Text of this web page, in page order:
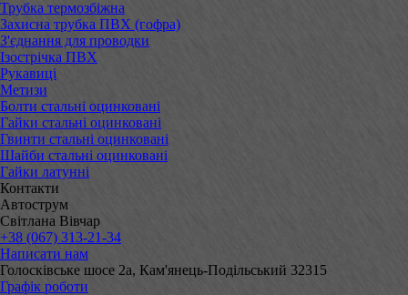
Трубка термозбіжна
Захисна трубка ПВХ (гофра)
З'єднання для проводки
Ізострічка ПВХ
Рукавиці
Метизи
Болти стальні оцинковані
Гайки стальні оцинковані
Гвинти стальні оцинковані
Шайби стальні оцинковані
Гайки латунні
Контакти
Автострум
Світлана Вівчар
+38 (067) 313-21-34
Написати нам
Голосківське шосе 2а, Кам'янець-Подільський 32315
Графік роботи